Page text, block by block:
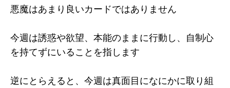
悪魔はあまり良いカードではありません
今週は誘惑や欲望、本能のままに行動し、自制心
を持てずにいることを指します
逆にとらえると、今週は真面目になにかに取り組